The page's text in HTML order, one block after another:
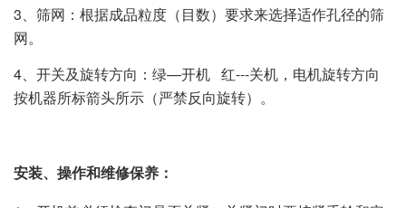
3、筛网：根据成品粒度（目数）要求来选择适作孔径的筛
网。
4、开关及旋转方向：绿—开机 红---关机，电机旋转方向
按机器所标箭头所示（严禁反向旋转）。
安装、操作和维修保养：